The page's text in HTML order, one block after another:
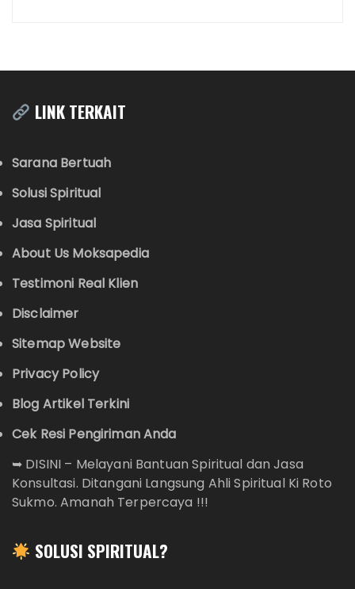
LINK TERKAIT
Sarana Bertuah
Solusi Spiritual
Jasa Spiritual
About Us Moksapedia
Testimoni Real Klien
Disclaimer
Sitemap Website
Privacy Policy
Blog Artikel Terkini
Cek Resi Pengiriman Anda
➥ DISINI – Melayani Bantuan Spiritual dan Jasa
Konsultasi. Ditangani Langsung Ahli Spiritual Ki Roto
Sukmo. Amanah Terpercaya !!!
SOLUSI SPIRITUAL?